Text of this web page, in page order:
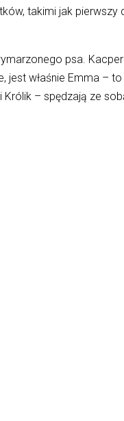
takimi jak pierwszy
psa. Kacper
właśnie Emma – to
– spędzają ze